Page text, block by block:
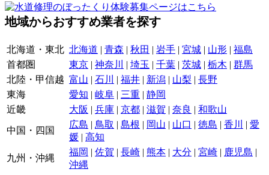
地域からおすすめ業者を探す
北海道・東北 北海道 | 青森 | 秋田 | 岩手 | 宮城 | 山形 | 福島
首都圏
東京 | 神奈川 | 埼玉 | 千葉 | 茨城 | 栃木 | 群馬
北陸・甲信越 富山 | 石川 | 福井 | 新潟 | 山梨 | 長野
東海
愛知 | 岐阜 | 三重 | 静岡
近畿
大阪 | 兵庫 | 京都 | 滋賀 | 奈良 | 和歌山
中国・四国
広島 | 鳥取 | 島根 | 岡山 | 山口 | 徳島 | 香川 | 愛
媛 | 高知
九州・沖縄
福岡 | 佐賀 | 長崎 | 熊本 | 大分 | 宮崎 | 鹿児島 |
沖縄